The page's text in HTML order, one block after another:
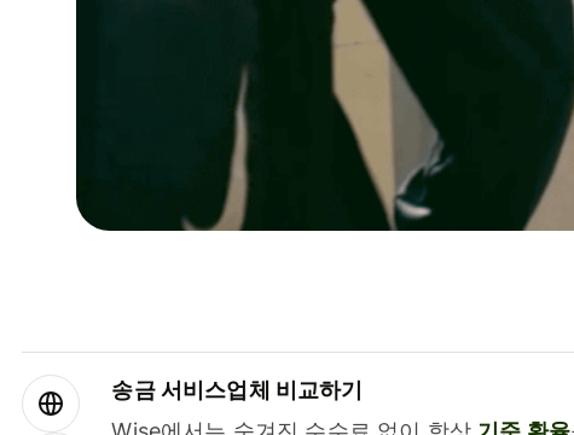
송금 서비스업체 비교하기